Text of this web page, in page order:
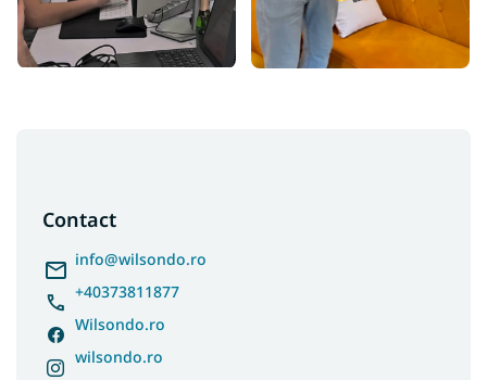
Contact
info@wilsondo.ro
+40373811877
Wilsondo.ro
wilsondo.ro